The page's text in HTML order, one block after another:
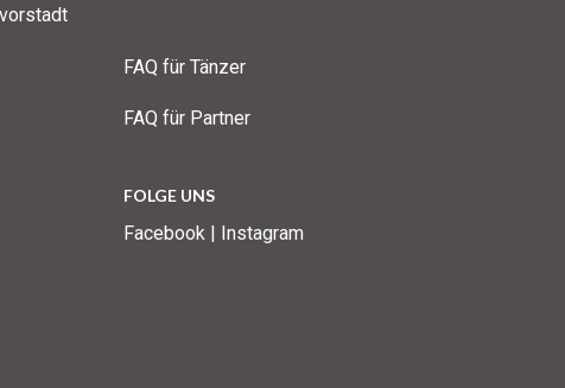
FAQ für Tänzer
FAQ für Partner
FOLGE UNS
Facebook | Instagram